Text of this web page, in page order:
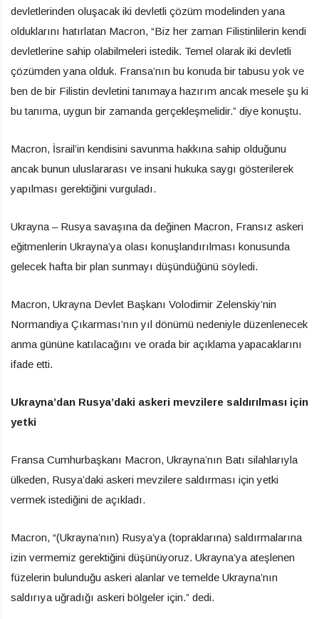
devletlerinden oluşacak iki devletli çözüm modelinden yana
olduklarını hatırlatan Macron, “Biz her zaman Filistinlilerin kendi
devletlerine sahip olabilmeleri istedik. Temel olarak iki devletli
çözümden yana olduk. Fransa’nın bu konuda bir tabusu yok ve
ben de bir Filistin devletini tanımaya hazırım ancak mesele şu ki
bu tanıma, uygun bir zamanda gerçekleşmelidir.” diye konuştu.
Macron, İsrail’in kendisini savunma hakkına sahip olduğunu
ancak bunun uluslararası ve insani hukuka saygı gösterilerek
yapılması gerektiğini vurguladı.
Ukrayna – Rusya savaşına da değinen Macron, Fransız askeri
eğitmenlerin Ukrayna’ya olası konuşlandırılması konusunda
gelecek hafta bir plan sunmayı düşündüğünü söyledi.
Macron, Ukrayna Devlet Başkanı Volodimir Zelenskiy’nin
Normandiya Çıkarması’nın yıl dönümü nedeniyle düzenlenecek
anma gününe katılacağını ve orada bir açıklama yapacaklarını
ifade etti.
Ukrayna’dan Rusya’daki askeri mevzilere saldırılması için
yetki
Fransa Cumhurbaşkanı Macron, Ukrayna’nın Batı silahlarıyla
ülkeden, Rusya’daki askeri mevzilere saldırması için yetki
vermek istediğini de açıkladı.
Macron, “(Ukrayna’nın) Rusya’ya (topraklarına) saldırmalarına
izin vermemiz gerektiğini düşünüyoruz. Ukrayna’ya ateşlenen
füzelerin bulunduğu askeri alanlar ve temelde Ukrayna’nın
saldırıya uğradığı askeri bölgeler için.” dedi.